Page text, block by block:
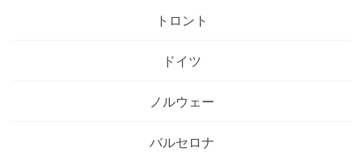
トロント
ドイツ
ノルウェー
バルセロナ